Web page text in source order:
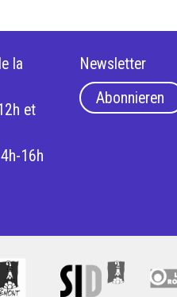
la
et
16h
Newsletter
Abonnieren